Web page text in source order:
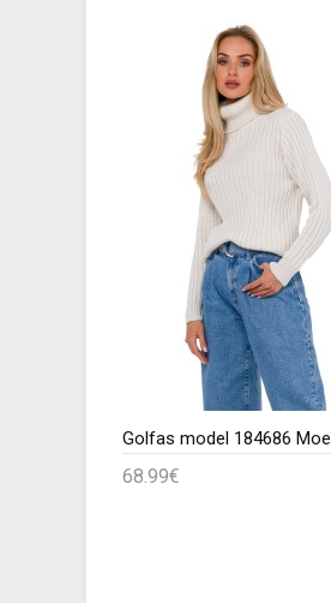
Golfas model 184686 Moe
68.99€